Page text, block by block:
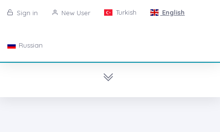
Sign in New User Turkish English
Russian